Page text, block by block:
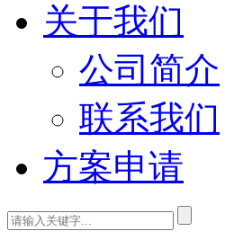
关于我们
公司简介
联系我们
方案申请